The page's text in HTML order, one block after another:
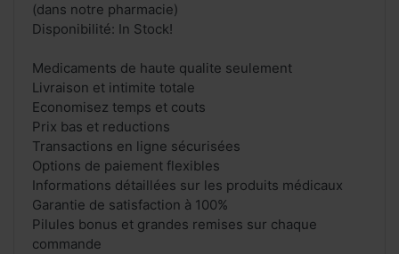
(dans notre pharmacie)
Disponibilité: In Stock!
Medicaments de haute qualite seulement
Livraison et intimite totale
Economisez temps et couts
Prix bas et reductions
Transactions en ligne sécurisées
Options de paiement flexibles
Informations détaillées sur les produits médicaux
Garantie de satisfaction à 100%
Pilules bonus et grandes remises sur chaque
commande